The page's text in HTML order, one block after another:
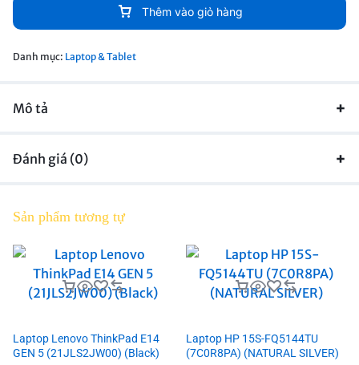
Thêm vào giỏ hàng
Danh mục: Laptop & Tablet
Mô tả
Đánh giá (0)
Sản phẩm tương tự
Laptop Lenovo ThinkPad E14
GEN 5 (21JLS2JW00) (Black)
Laptop HP 15S-FQ5144TU
(7C0R8PA) (NATURAL SILVER)